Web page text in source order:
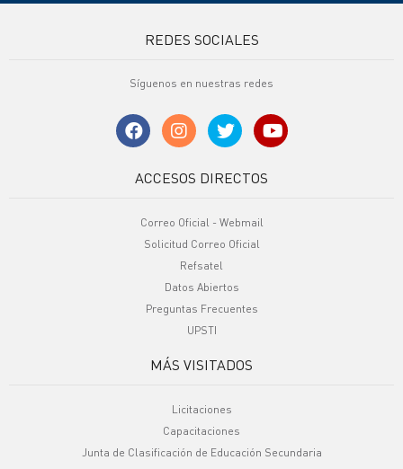
REDES SOCIALES
Síguenos en nuestras redes
ACCESOS DIRECTOS
Correo Oficial - Webmail
Solicitud Correo Oficial
Refsatel
Datos Abiertos
Preguntas Frecuentes
UPSTI
MÁS VISITADOS
Licitaciones
Capacitaciones
Junta de Clasificación de Educación Secundaria